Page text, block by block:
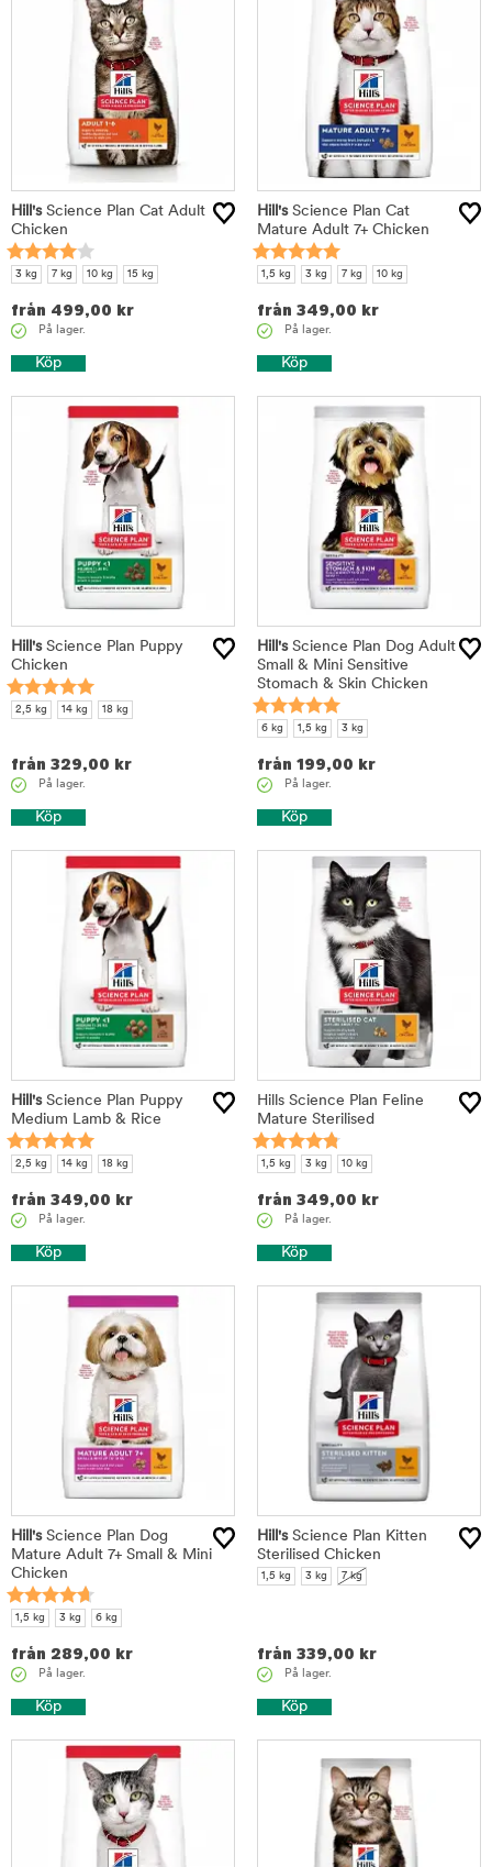
Hill'sScience Plan Cat Adult
Chicken
3 kg 7 kg 10 kg 15 kg
från 499,00 kr
På lager.
Köp
Hill'sScience Plan Cat
Mature Adult 7+ Chicken
1,5 kg 3 kg 7 kg 10 kg
från 349,00 kr
På lager.
Köp
Hill'sScience Plan Puppy
Chicken
2,5 kg 14 kg 18 kg
från 329,00 kr
På lager.
Köp
Hill'sScience Plan Dog Adult
Small & Mini Sensitive
Stomach & Skin Chicken
6 kg 1,5 kg 3 kg
från 199,00 kr
På lager.
Köp
Hill'sScience Plan Puppy
Medium Lamb & Rice
2,5 kg 14 kg 18 kg
från 349,00 kr
På lager.
Köp
Hills Science Plan Feline
Mature Sterilised
1,5 kg 3 kg 10 kg
från 349,00 kr
På lager.
Köp
Hill'sScience Plan Dog
Mature Adult 7+ Small & Mini
Chicken
1,5 kg 3 kg 6 kg
från 289,00 kr
På lager.
Köp
Hill'sScience Plan Kitten
Sterilised Chicken
1,5 kg 3 kg 7 kg
från 339,00 kr
På lager.
Köp